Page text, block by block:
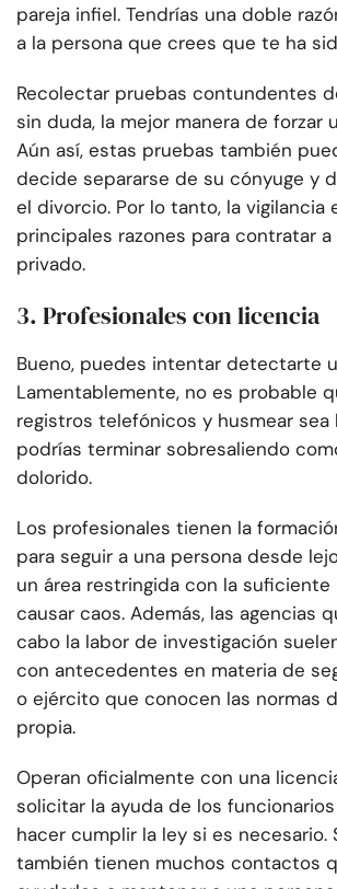
pareja infiel. Tendrías una doble
a la persona que crees que te ha
Recolectar pruebas contundentes
sin duda, la mejor manera de forzar
Aún así, estas pruebas también
decide separarse de su cónyuge y
el divorcio. Por lo tanto, la vigilancia
principales razones para contratar
privado.
3. Profesionales con licencia
Bueno, puedes intentar detectarte
Lamentablemente, no es probable
registros telefónicos y husmear sea
podrías terminar sobresaliendo
dolorido.
Los profesionales tienen la
para seguir a una persona desde
un área restringida con la suficiente
causar caos. Además, las agencias
cabo la labor de investigación
con antecedentes en materia de
o ejército que conocen las normas
propia.
Operan oficialmente con una
solicitar la ayuda de los
hacer cumplir la ley si es necesario.
también tienen muchos contactos